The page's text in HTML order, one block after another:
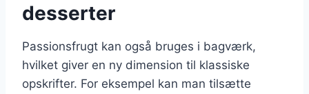
desserter
Passionsfrugt kan også bruges i bagværk,
hvilket giver en ny dimension til klassiske
opskrifter. For eksempel kan man tilsætte